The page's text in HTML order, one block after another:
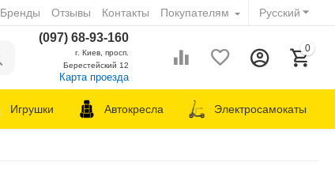
Русский
Бренды Отзывы Контакты Покупателям
(097) 68-93-160
г. Киев, просп.
Берестейский 12
Карта проезда
0
Игрушки Автокресла Электросамокаты